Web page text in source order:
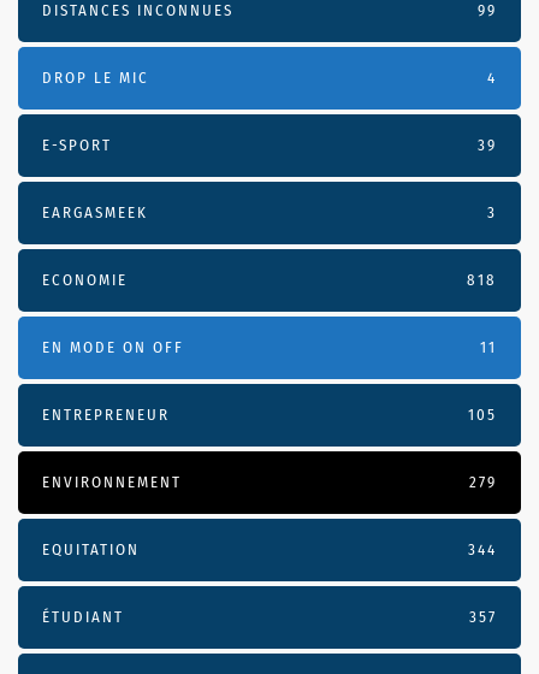
DISTANCES INCONNUES 99
DROP LE MIC 4
E-SPORT 39
EARGASMEEK 3
ECONOMIE 818
EN MODE ON OFF 11
ENTREPRENEUR 105
ENVIRONNEMENT 279
EQUITATION 344
ÉTUDIANT 357